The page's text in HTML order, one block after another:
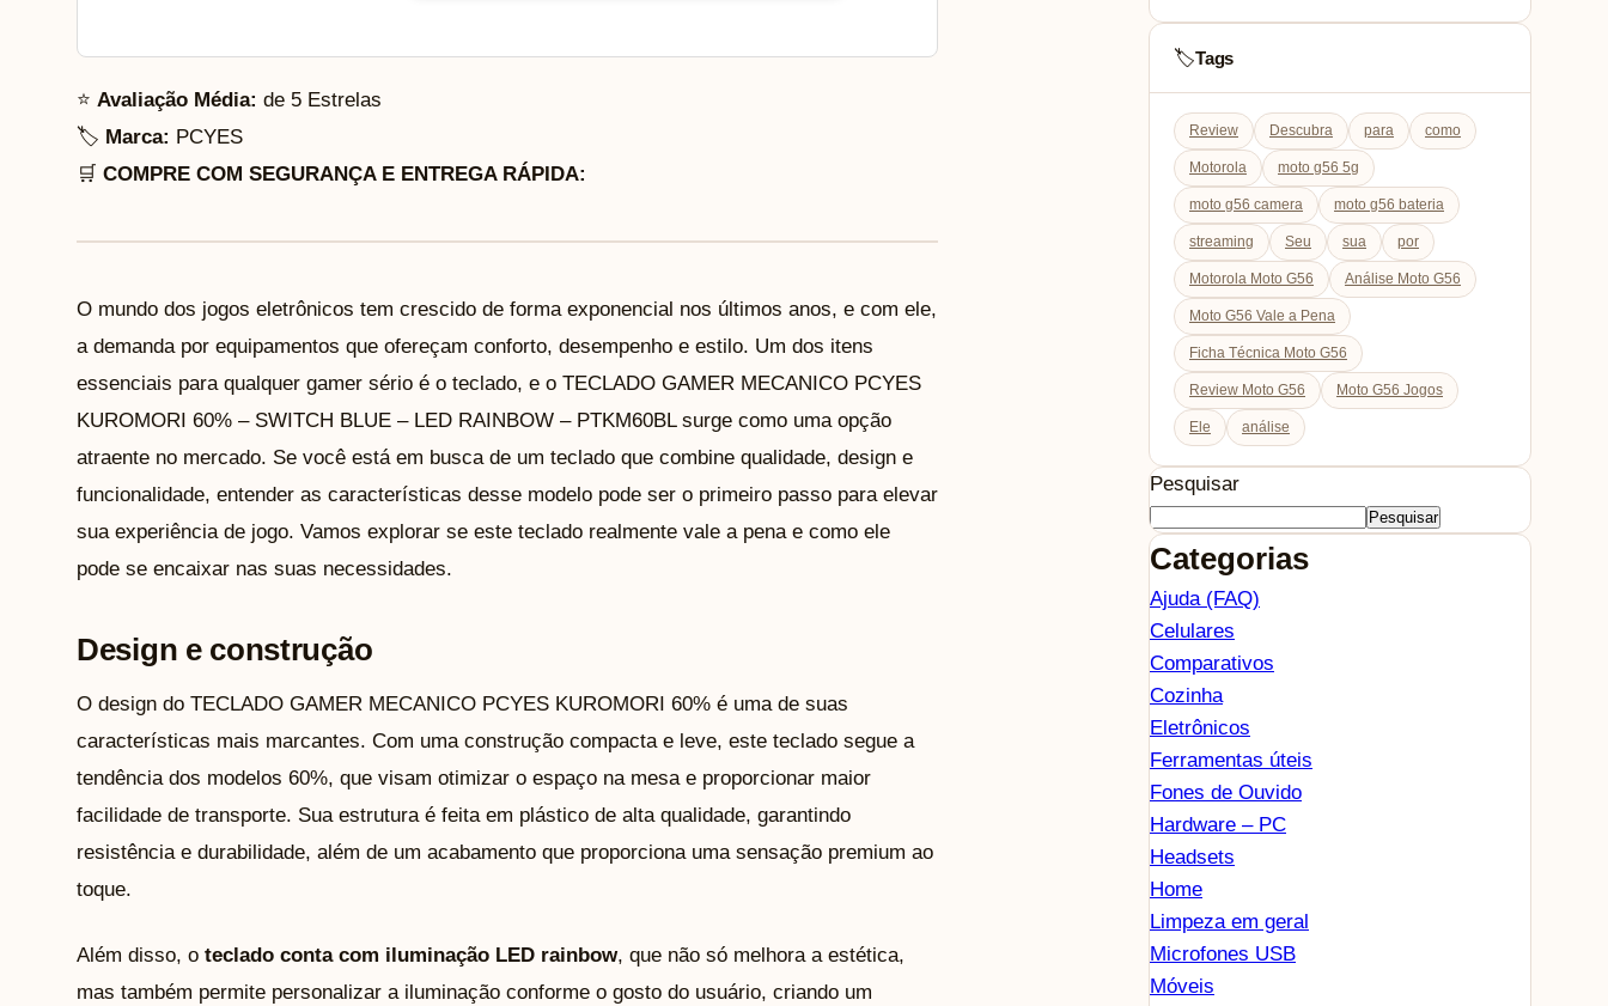
⭐ Avaliação Média: de 5 Estrelas
🏷️ Marca: PCYES
🛒 COMPRE COM SEGURANÇA E ENTREGA RÁPIDA:
O mundo dos jogos eletrônicos tem crescido de forma exponencial nos últimos anos, e com ele,
a demanda por equipamentos que ofereçam conforto, desempenho e estilo. Um dos itens
essenciais para qualquer gamer sério é o teclado, e o TECLADO GAMER MECANICO PCYES
KUROMORI 60% – SWITCH BLUE – LED RAINBOW – PTKM60BL surge como uma opção
atraente no mercado. Se você está em busca de um teclado que combine qualidade, design e
funcionalidade, entender as características desse modelo pode ser o primeiro passo para elevar
sua experiência de jogo. Vamos explorar se este teclado realmente vale a pena e como ele
pode se encaixar nas suas necessidades.
Design e construção
O design do TECLADO GAMER MECANICO PCYES KUROMORI 60% é uma de suas
características mais marcantes. Com uma construção compacta e leve, este teclado segue a
tendência dos modelos 60%, que visam otimizar o espaço na mesa e proporcionar maior
facilidade de transporte. Sua estrutura é feita em plástico de alta qualidade, garantindo
resistência e durabilidade, além de um acabamento que proporciona uma sensação premium ao
toque.
Além disso, o teclado conta com iluminação LED rainbow, que não só melhora a estética,
mas também permite personalizar a iluminação conforme o gosto do usuário, criando um
🏷️Tags
Review Descubra para como
Motorola moto g56 5g
moto g56 camera moto g56 bateria
streaming Seu sua por
Motorola Moto G56 Análise Moto G56
Moto G56 Vale a Pena
Ficha Técnica Moto G56
Review Moto G56 Moto G56 Jogos
Ele análise
Pesquisar
Pesquisar
Categorias
Ajuda (FAQ)
Celulares
Comparativos
Cozinha
Eletrônicos
Ferramentas úteis
Fones de Ouvido
Hardware – PC
Headsets
Home
Limpeza em geral
Microfones USB
Móveis